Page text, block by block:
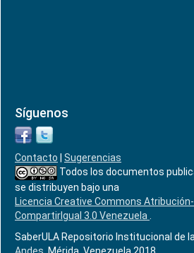
Síguenos
Contacto
Sugerencias
Todos los documentos
se distribuyen bajo una
Licencia Creative Commons
CompartirIgual 3.0 Venezuela
SaberULA Repositorio Institucional de la
Andes , Mérida, Venezuela 2018.